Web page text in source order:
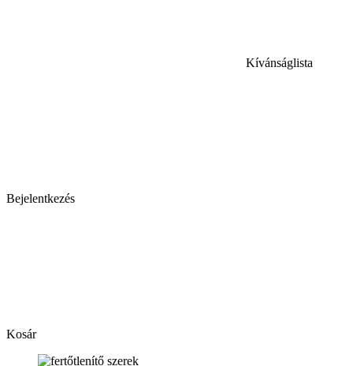
Kívánságlista
Bejelentkezés
Kosár